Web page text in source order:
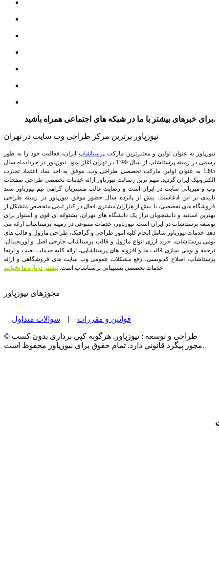
برای خبرهای بیشتر با ما در شبکه های اجتماعی همراه باشید.
نیوزپاور برترین مرکز طراحی وب سایت در تهران
نیوزپاور به عنوان اولین و معتبرترین مارکت پرستاشاپ ایران، فعالیت خود را به طور
رسمی در زمینه پرستاشاپ از سال 1390 در تهران آغاز نمود. نیوزپاور در خردادماه سال
1395 به عنوان اولین مارکت تخصصی طراحی وب، موفق به اخذ نماد اعتماد تجارت
الکترونیک ایران گردید. مهم ترین رسالت نیوزپاور ارائه خدمات تخصصی طراحی صفحات
وب و میزبانی سایت در ایران است و رضایت غالب مشتریان گرامی تیم نیوزپاور سند
تاییدی بر این ادعاست. بیش از پانزده سال حضور موفق نیوزپاور در زمینه طراحی
فروشگاه های تخصصی، با بیش از هزاران مشتری فعال در کنار تیمی متخصص متشکل از
بهترین اساتید و دانشجویان تراز یک دانشگاه های تهران، پشتوانه ای قوی و استوار برای
توسعه پرستاشاپ در ایران است.نیوزپاور، خدمات متنوعی در زمینه پرستاشاپ ارائه می
دهد. خدمات نیوزپاور شامل انجام کلیه امور طراحی و گرافیک، طراحی ماژول و قالب های
بومی پرستاشاپ، خرید ارزی انواع ماژول و قالب پرستاشاپ خارجی اصل و اوریجینال،
ترجمه و بومی سازی قالب ها و افزونه های پرستاشاپی، ارائه کلیه خدمات نصب و ارتقا
پرستاشاپ، اصلاح کدنویسی، رفع مشکلات عمومی وب سایت های فروشگاهی و ارائه
خدمات تخصصی پشتیبانی پرستاشاپ است. بیشتر درباره ما بخوانید
مجوزهای نیوزپاور
قوانین و مقررات | سوالات متداول
© طراحی و توسعه : نیوزپاور. هرگونه کپی برداری بدون کسب
مجوز پیگرد قانونی دارد. تمام حقوق برای نیوزپاور محفوظ است.